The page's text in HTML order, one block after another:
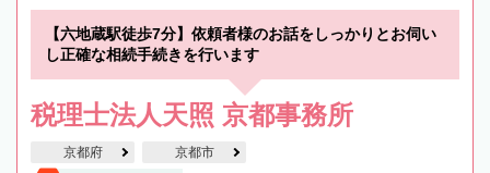
【六地蔵駅徒歩7分】依頼者様のお話をしっかりとお伺い
し正確な相続手続きを行います
税理士法人天照 京都事務所
京都府 京都市